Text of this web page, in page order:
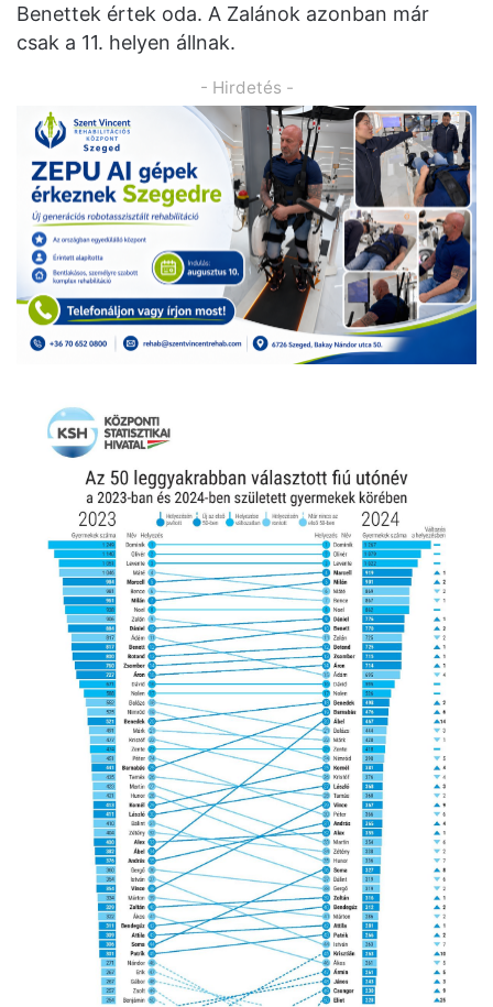
Benettek értek oda. A Zalánok azonban már
csak a 11. helyen állnak.
- Hirdetés -